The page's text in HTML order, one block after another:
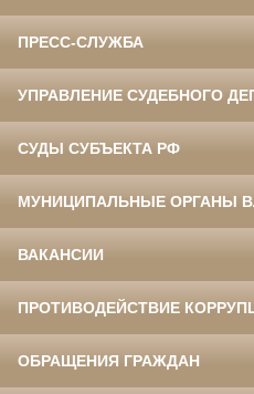
ПРЕСС-СЛУЖБА
УПРАВЛЕНИЕ СУДЕБНОГО
СУДЫ СУБЪЕКТА РФ
МУНИЦИПАЛЬНЫЕ ОРГАНЫ
ВАКАНСИИ
ПРОТИВОДЕЙСТВИЕ
ОБРАЩЕНИЯ ГРАЖДАН